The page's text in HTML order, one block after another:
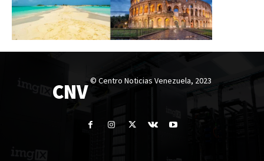
CNV © Centro Noticias Venezuela, 2023